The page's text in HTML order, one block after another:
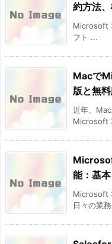
約方法
Microsoft
フト ...
Macで
版と無
近年、Mac
Microsoft
能：基
Microsoft
日々の業